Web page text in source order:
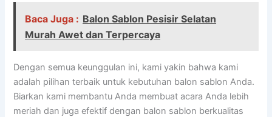
Baca Juga : Balon Sablon Pesisir Selatan
Murah Awet dan Terpercaya
Dengan semua keunggulan ini, kami yakin bahwa kami
adalah pilihan terbaik untuk kebutuhan balon sablon Anda.
Biarkan kami membantu Anda membuat acara Anda lebih
meriah dan juga efektif dengan balon sablon berkualitas